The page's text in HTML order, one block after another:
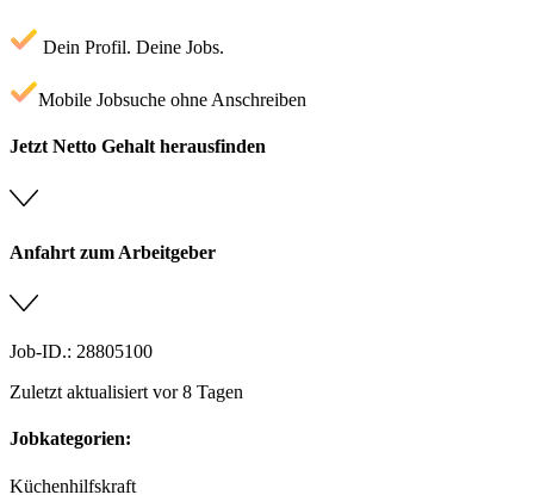
Dein Profil. Deine Jobs.
Mobile Jobsuche ohne Anschreiben
Jetzt Netto Gehalt herausfinden
Anfahrt zum Arbeitgeber
Job-ID.: 28805100
Zuletzt aktualisiert vor 8 Tagen
Jobkategorien:
Küchenhilfskraft